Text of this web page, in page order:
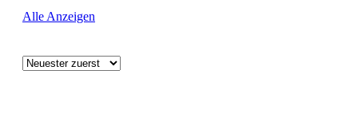
Alle Anzeigen